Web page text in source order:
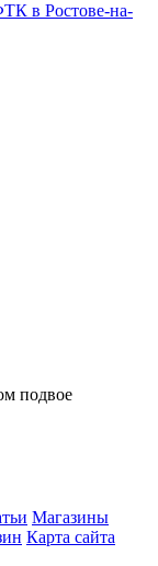
в Ростове-на-
Магазины
Карта сайта